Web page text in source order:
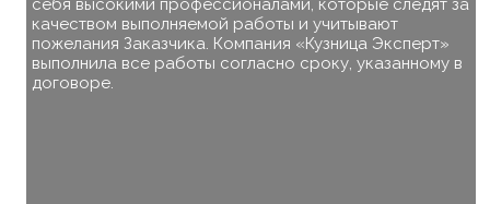
себя высокими профессионалами, которые следят за
качеством выполняемой работы и учитывают
пожелания Заказчика. Компания «Кузница Эксперт»
выполнила все работы согласно сроку, указанному в
договоре.